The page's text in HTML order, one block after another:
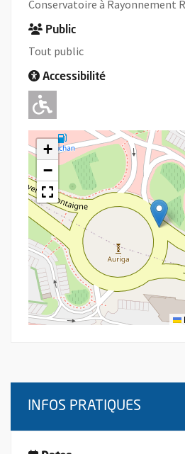
Conservatoire à Rayonnement
Public
Tout public
Accessibilité
Adapté pour
+
−
INFOS PRATIQUES